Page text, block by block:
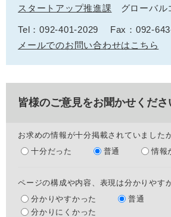
スタートアップ推進課 グローバル
Tel：092-401-2029
Fax：092-
メールでのお問い合わせはこちら
皆様のご意見をお聞かせくださ
お求めの情報が十分掲載されていました
十分だった
普通 情報
ページの構成や内容、表現は分かりやす
分かりやすかった
普通
分かりにくかった